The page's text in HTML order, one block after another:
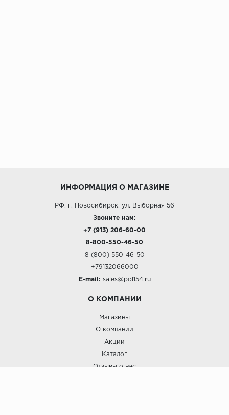
ИНФОРМАЦИЯ О МАГАЗИНЕ
РФ, г. Новосибирск, ул. Выборная 56
Звоните нам:
+7 (913) 206-60-00
8-800-550-46-50
8 (800) 550-46-50
+79132066000
E-mail: sales@pol154.ru
О КОМПАНИИ
Магазины
О компании
Акции
Каталог
Отзывы о нас